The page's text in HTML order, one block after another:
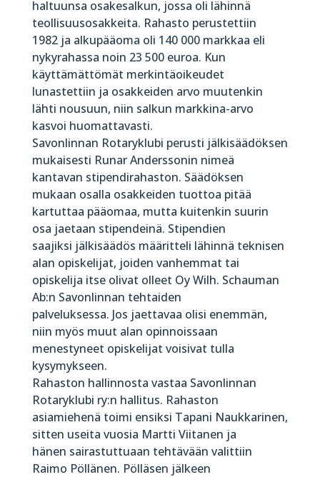
haltuunsa osakesalkun, jossa oli lähinnä
teollisuusosakkeita. Rahasto perustettiin
1982 ja alkupääoma oli 140 000 markkaa eli
nykyrahassa noin 23 500 euroa. Kun
käyttämättömät merkintäoikeudet
lunastettiin ja osakkeiden arvo muutenkin
lähti nousuun, niin salkun markkina-arvo
kasvoi huomattavasti.
Savonlinnan Rotaryklubi perusti jälkisäädöksen
mukaisesti Runar Anderssonin nimeä
kantavan stipendirahaston. Säädöksen
mukaan osalla osakkeiden tuottoa pitää
kartuttaa pääomaa, mutta kuitenkin suurin
osa jaetaan stipendeinä. Stipendien
saajiksi jälkisäädös määritteli lähinnä teknisen
alan opiskelijat, joiden vanhemmat tai
opiskelija itse olivat olleet Oy Wilh. Schauman
Ab:n Savonlinnan tehtaiden
palveluksessa. Jos jaettavaa olisi enemmän,
niin myös muut alan opinnoissaan
menestyneet opiskelijat voisivat tulla
kysymykseen.
Rahaston hallinnosta vastaa Savonlinnan
Rotaryklubi ry:n hallitus. Rahaston
asiamiehenä toimi ensiksi Tapani Naukkarinen,
sitten useita vuosia Martti Viitanen ja
hänen sairastuttuaan tehtävään valittiin
Raimo Pöllänen. Pölläsen jälkeen